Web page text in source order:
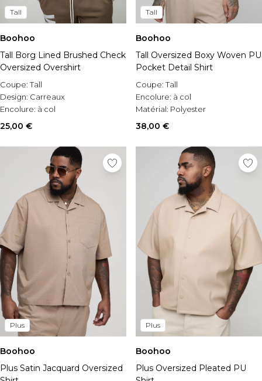
Tall
Boohoo
Tall Borg Lined Brushed Check
Oversized Overshirt
Coupe:Tall
Design: Carreaux
Encolure: à col
25,00 €
Tall
Boohoo
Tall Oversized Boxy Woven PU
Pocket Detail Shirt
Coupe:Tall
Encolure: à col
Matérial: Polyester
38,00 €
Plus
Boohoo
Plus Satin Jacquard Oversized
Plus
Boohoo
Plus Oversized Pleated PU